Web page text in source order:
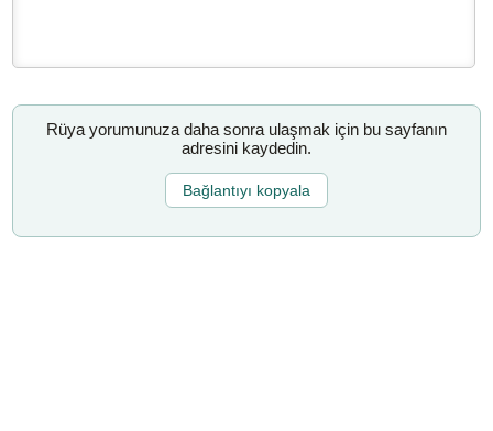
Rüya yorumunuza daha sonra ulaşmak için bu sayfanın
adresini kaydedin.
Bağlantıyı kopyala